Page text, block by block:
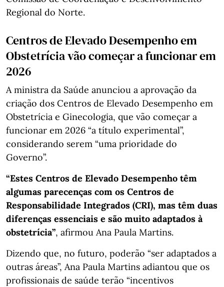
Regional do Norte.
Centros de Elevado Desempenho em
Obstetrícia vão começar a funcionar em
2026
A ministra da Saúde anunciou a aprovação da
criação dos Centros de Elevado Desempenho em
Obstetrícia e Ginecologia, que vão começar a
funcionar em 2026 “a título experimental”,
considerando serem “uma prioridade do
Governo”.
“Estes Centros de Elevado Desempenho têm
algumas parecenças com os Centros de
Responsabilidade Integrados (CRI), mas têm duas
diferenças essenciais e são muito adaptados à
obstetrícia”, afirmou Ana Paula Martins.
Dizendo que, no futuro, poderão “ser adaptados a
outras áreas”, Ana Paula Martins adiantou que os
profissionais de saúde terão “incentivos